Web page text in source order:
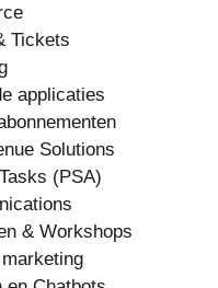
Tickets
applicaties
Solutions
(PSA)
& Workshops